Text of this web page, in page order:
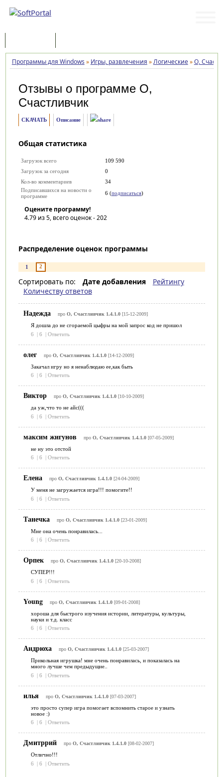
Программы для Windows » Игры, развлечения »Логические»О,
Отзывы о программе О,
Счастливчик
СКАЧАТЬ Описание
Общая статистика
Загрузок всего
109 590
Загрузок за сегодня
0
Кол-во комментариев
34
Подписавшихся на новости о
программе
6 (подписаться)
Оцените программу!
4.79из 5, всего оценок -202
Распределение оценок программы
1 2
Сортировать по: Дате добавления
Рейтингу
Количеству ответов
Надежда про О, Счастливчик 1.4.1.0[15-12-2009]
Я дошла до не сгораемой цыфры на мой запрос код не пришол
6
| 6 | Ответить
олег про О, Счастливчик 1.4.1.0[14-12-2009]
Закачал игру но я ненаблюдаю ее,как быть
6
| 6 | Ответить
Виктор про О, Счастливчик 1.4.1.0[10-10-2009]
да уж,что то не айс(((
6
| 6 | Ответить
максим жигунов про О, Счастливчик 1.4.1.0[07-05-2009]
не ну это отстой
6
| 6 | Ответить
Елена про О, Счастливчик 1.4.1.0[24-04-2009]
У меня не загружается игра!!! помогите!!
6
| 6 | Ответить
Танечка про О, Счастливчик 1.4.1.0[23-01-2009]
Мне она очень понравилась...
6
| 6 | Ответить
Орпек про О, Счастливчик 1.4.1.0[20-10-2008]
СУПЕР!!!
6
| 6 | Ответить
Young про О, Счастливчик 1.4.1.0[09-01-2008]
хороша для быстрого изучения истории, литературы, культуры,
науки и т.д. класс
6
| 6 | Ответить
Андрюха про О, Счастливчик 1.4.1.0[25-03-2007]
Прикольная игрушка! мне очень понравилась, и показалась на
много лучше чем предыдущие..
6
| 6 | Ответить
илья про О, Счастливчик 1.4.1.0[07-03-2007]
это просто супер игра помогает вспомнить старое и узнать
новое :)
6
| 6 | Ответить
Дмитррий про О, Счастливчик 1.4.1.0[08-02-2007]
Отлично!!!
6
| 6 | Ответить